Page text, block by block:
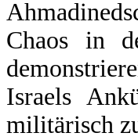
Chaos in
Israels
militärisch